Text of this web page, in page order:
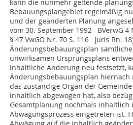
kann die nunmehr geltende
Bebauungsplangebiet regelmäßig
und der geänderten Planung
vom 30. September 1992 BVerwG
§ 47 VwGO Nr. 70 S. 116 juris Rn.
Änderungsbebauungsplan
unwirksamen Ursprungsplans
inhaltliche Änderung neu festsetzt,
Änderungsbebauungsplan hiernach
das zuständige Organ der
inhaltlich abgewogen hat, also
Gesamtplanung nochmals inhaltlich
Abwägungsprozess eingetreten ist.